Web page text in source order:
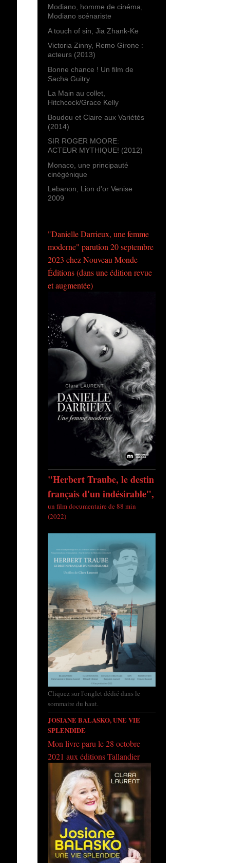
Modiano, homme de cinéma,
Modiano scénariste
A touch of sin, Jia Zhank-Ke
Victoria Zinny, Remo Girone :
acteurs (2013)
Bonne chance ! Un film de
Sacha Guitry
La Main au collet,
Hitchcock/Grace Kelly
Boudou et Claire aux Variétés
(2014)
SIR ROGER MOORE:
ACTEUR MYTHIQUE! (2012)
Monaco, une principauté
cinégénique
Lebanon, Lion d'or Venise
2009
"Danielle Darrieux, une femme
moderne" parution 20 septembre
2023 chez Nouveau Monde
Éditions (dans une édition revue
et augmentée)
"Herbert Traube, le destin
français d'un indésirable",
un film documentaire de 88 min
(2022)
Cliquez sur l'onglet dédié dans le
sommaire du haut.
JOSIANE BALASKO, UNE VIE
SPLENDIDE
Mon livre paru le 28 octobre
2021 aux éditions Tallandier